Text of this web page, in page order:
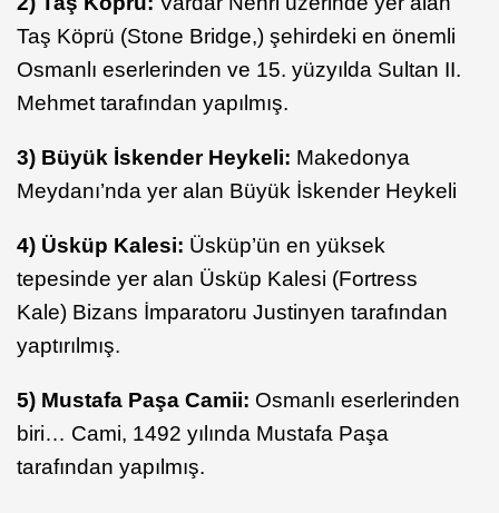
Taş Köprü (Stone Bridge,) şehirdeki en önemli
Osmanlı eserlerinden ve 15. yüzyılda Sultan II.
Mehmet tarafından yapılmış.
3) Büyük İskender Heykeli: Makedonya
Meydanı’nda yer alan Büyük İskender Heykeli
4) Üsküp Kalesi: Üsküp’ün en yüksek
tepesinde yer alan Üsküp Kalesi (Fortress
Kale) Bizans İmparatoru Justinyen tarafından
yaptırılmış.
5) Mustafa Paşa Camii: Osmanlı eserlerinden
biri… Cami, 1492 yılında Mustafa Paşa
tarafından yapılmış.